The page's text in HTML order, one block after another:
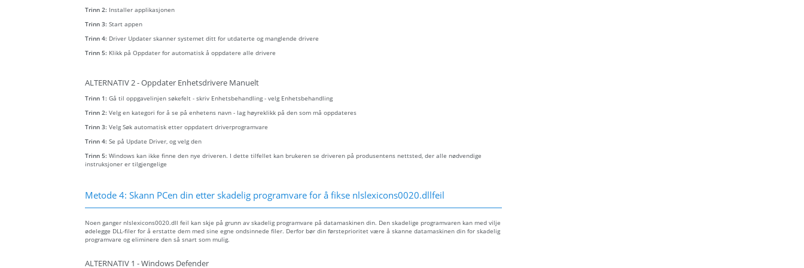
Trinn 2: Installer applikasjonen
Trinn 3: Start appen
Trinn 4: Driver Updater skanner systemet ditt for utdaterte og manglende drivere
Trinn 5: Klikk på Oppdater for automatisk å oppdatere alle drivere
ALTERNATIV 2 - Oppdater Enhetsdrivere Manuelt
Trinn 1: Gå til oppgavelinjen søkefelt - skriv Enhetsbehandling - velg Enhetsbehandling
Trinn 2: Velg en kategori for å se på enhetens navn - lag høyreklikk på den som må oppdateres
Trinn 3: Velg Søk automatisk etter oppdatert driverprogramvare
Trinn 4: Se på Update Driver, og velg den
Trinn 5: Windows kan ikke finne den nye driveren. I dette tilfellet kan brukeren se driveren på produsentens nettsted, der alle nødvendige
instruksjoner er tilgjengelige
Metode 4: Skann PCen din etter skadelig programvare for å fikse nlslexicons0020.dllfeil
Noen ganger nlslexicons0020.dll feil kan skje på grunn av skadelig programvare på datamaskinen din. Den skadelige programvaren kan med vilje
ødelegge DLL-filer for å erstatte dem med sine egne ondsinnede filer. Derfor bør din førsteprioritet være å skanne datamaskinen din for skadelig
programvare og eliminere den så snart som mulig.
ALTERNATIV 1 - Windows Defender